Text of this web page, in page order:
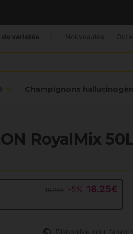
Champignons
de variétés Nouveautés
RoyalMix
-5% 18.25€
Disponible pour l'envoi